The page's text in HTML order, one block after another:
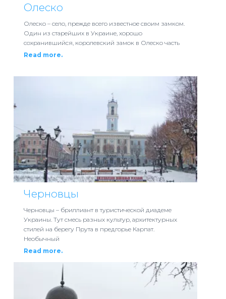
Олеско
Олеско – село, прежде всего известное своим замком.
Один из старейших в Украине, хорошо
сохранившийся, королевский замок в Олеско часть
Read more.
Черновцы
Черновцы – бриллиант в туристической диадеме
Украины. Тут смесь разных культур, архитектурных
стилей на берегу Прута в предгорье Карпат.
Необычный
Read more.